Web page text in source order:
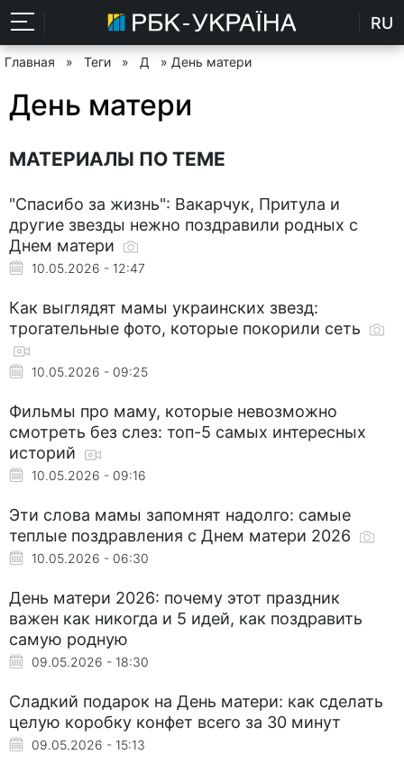
RU
Главная » Теги » Д » День матери
День матери
МАТЕРИАЛЫ ПО ТЕМЕ
"Спасибо за жизнь": Вакарчук, Притула и
другие звезды нежно поздравили родных с
Днем матери
10.05.2026 - 12:47
Как выглядят мамы украинских звезд:
трогательные фото, которые покорили сеть
10.05.2026 - 09:25
Фильмы про маму, которые невозможно
смотреть без слез: топ-5 самых интересных
историй
10.05.2026 - 09:16
Эти слова мамы запомнят надолго: самые
теплые поздравления с Днем матери 2026
10.05.2026 - 06:30
День матери 2026: почему этот праздник
важен как никогда и 5 идей, как поздравить
самую родную
09.05.2026 - 18:30
Сладкий подарок на День матери: как сделать
целую коробку конфет всего за 30 минут
09.05.2026 - 15:13